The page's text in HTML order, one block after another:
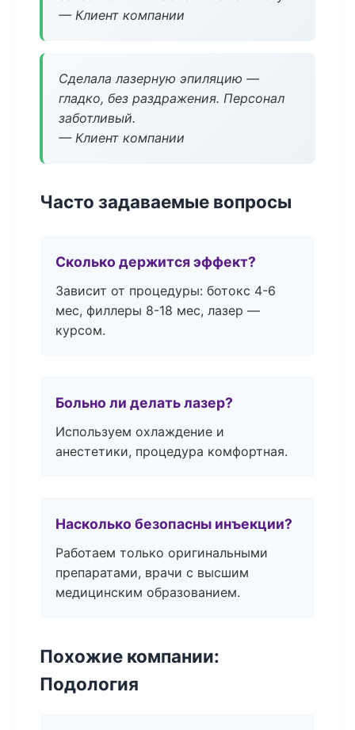
— Клиент компании
Сделала лазерную эпиляцию —
гладко, без раздражения. Персонал
заботливый.
— Клиент компании
Часто задаваемые вопросы
Сколько держится эффект?
Зависит от процедуры: ботокс 4-6
мес, филлеры 8-18 мес, лазер —
курсом.
Больно ли делать лазер?
Используем охлаждение и
анестетики, процедура комфортная.
Насколько безопасны инъекции?
Работаем только оригинальными
препаратами, врачи с высшим
медицинским образованием.
Похожие компании:
Подология